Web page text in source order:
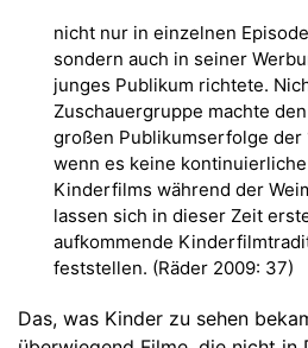
nicht nur in einzelnen
sondern auch in seiner
junges Publikum richtete.
Zuschauergruppe machte
großen Publikumserfolge der
wenn es keine
Kinderfilms während der
lassen sich in dieser Zeit
aufkommende
feststellen. (Räder 2009: 37)
Das, was Kinder zu sehen